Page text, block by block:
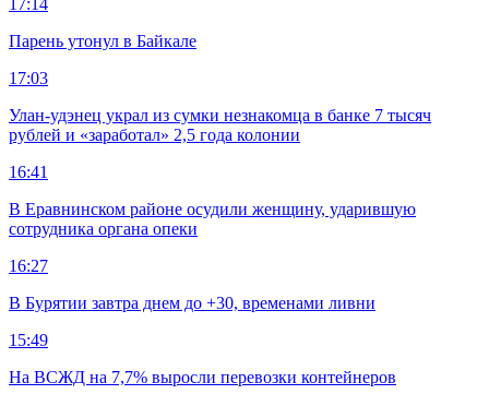
17:14
Парень утонул в Байкале
17:03
Улан-удэнец украл из сумки незнакомца в банке 7 тысяч
рублей и «заработал» 2,5 года колонии
16:41
В Еравнинском районе осудили женщину, ударившую
сотрудника органа опеки
16:27
В Бурятии завтра днем до +30, временами ливни
15:49
На ВСЖД на 7,7% выросли перевозки контейнеров